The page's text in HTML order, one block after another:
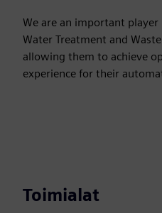
We are an important player
Water Treatment and
allowing them to achieve
experience for their
Toimialat